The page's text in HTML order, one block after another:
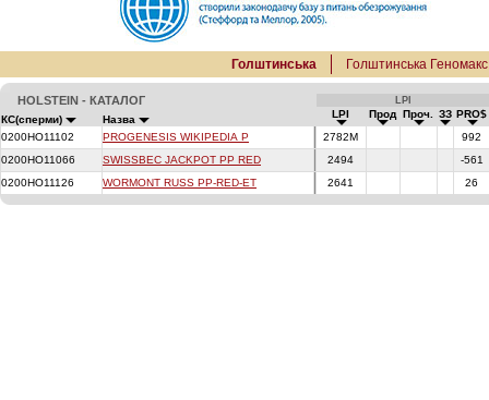
Голштинська Голштинська Геномакс
HOLSTEIN - КАТАЛОГ LPI
КС(сперми) Назва LPI Прод Проч. ЗЗ PRO$
0200HO11102
PROGENESIS WIKIPEDIA P 2782M
992
0200HO11066
SWISSBEC JACKPOT PP RED 2494
-561
0200HO11126
WORMONT RUSS PP-RED-ET 2641 26